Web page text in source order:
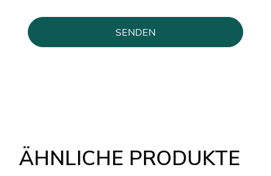
ÄHNLICHE PRODUKTE